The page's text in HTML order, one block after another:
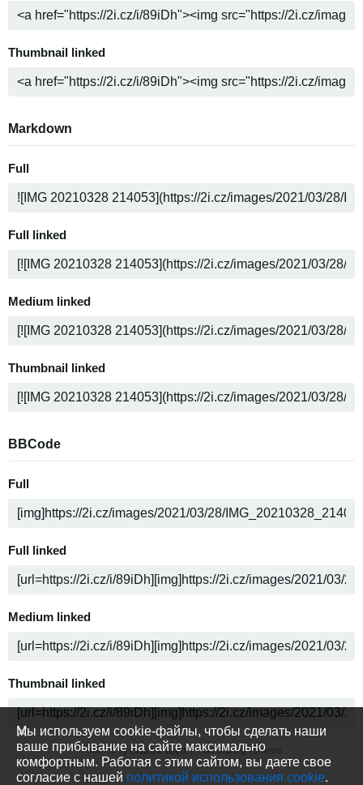
Thumbnail linked
Markdown
Full
Full linked
Medium linked
Thumbnail linked
BBCode
Full
Full linked
Medium linked
Thumbnail linked
Мы используем cookie-файлы, чтобы сделать наши
ваше прибывание на сайте максимально
комфортным. Работая с этим сайтом, вы даете свое
согласие с нашей политикой использования cookie.
Powered by media sharing software